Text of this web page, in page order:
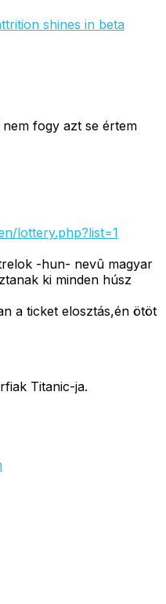
shines in beta
fogy azt se értem
lottery.php?list=1
-hun- nevû magyar
ki minden húsz
a ticket elosztás,én ötöt
Titanic-ja.